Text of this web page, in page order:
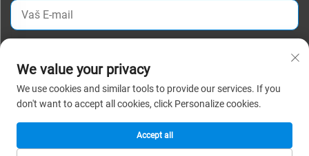
Autorska prava © 2025 Suzhou Detao Textile Co., Ltd. Sva prava pridržana. |
Politika privatnosti
We value your privacy
We use cookies and similar tools to provide our services. If you
don't want to accept all cookies, click Personalize cookies.
Accept all